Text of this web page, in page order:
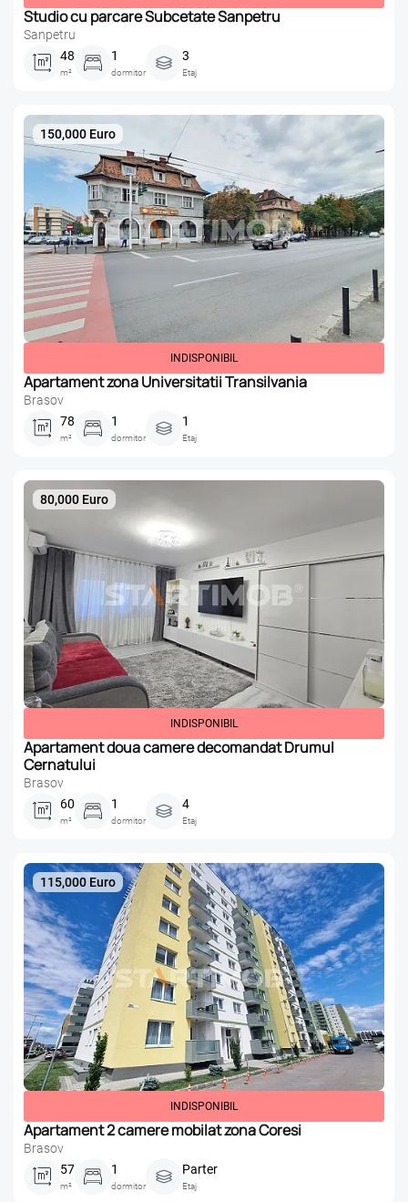
Studio cu parcare Subcetate Sanpetru
Sanpetru
48
m²
1
dormitor
3
Etaj
150,000 Euro
INDISPONIBIL
Apartament zona Universitatii Transilvania
Brasov
78
m²
1
dormitor
1
Etaj
80,000 Euro
INDISPONIBIL
Apartament doua camere decomandat Drumul
Cernatului
Brasov
60
m²
1
dormitor
4
Etaj
115,000 Euro
INDISPONIBIL
Apartament 2 camere mobilat zona Coresi
Brasov
57
m²
1
dormitor
Parter
Etaj